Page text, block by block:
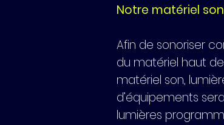
Notre matériel
Afin de sonoriser
du matériel haut
matériel son,
d’équipements
lumières